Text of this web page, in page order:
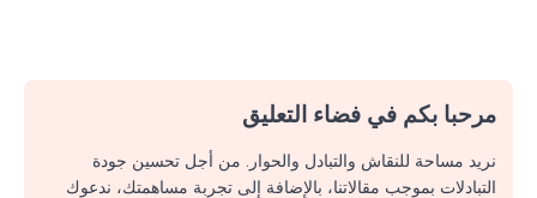
مرحبا بكم في فضاء التعليق
نريد مساحة للنقاش والتبادل والحوار. من أجل تحسين جودة
التبادلات بموجب مقالاتنا، بالإضافة إلى تجربة مساهمتك، ندعوك